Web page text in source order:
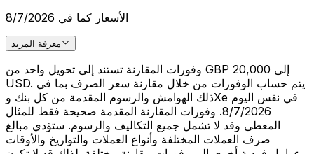
الأسعار كما في 8/7/2026
معرفة المزيد
وفورات المقارنة تستند إلى تحويل واحد من GBP 20,000 إلى
USD. يتم حساب الوفورات من خلال مقارنة سعر الصرف بما في
ذلك الهوامش والرسوم المقدمة من كل بنك وXe في نفس اليوم
8/7/2026. وفورات المقارنة المقدمة صحيحة فقط للمثال
المعطى وقد لا تشمل جميع التكاليف والرسوم. ستؤدي مبالغ
صرف العملات المختلفة وأنواع العملات والتواريخ والأوقات